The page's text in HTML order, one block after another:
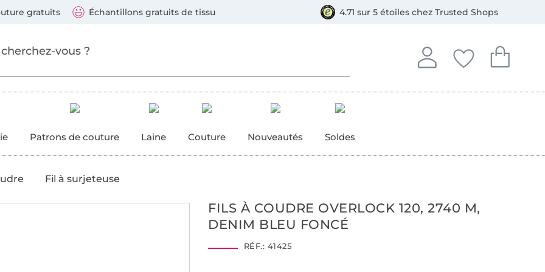
gratuits Échantillons gratuits de tissu 4.71 sur 5 étoiles chez Trusted Shops
Se connecter
Se connecter à votre
Mes favoris
Vous avez
Mon
Vous avez
Patrons de couture Laine Couture Nouveautés Soldes
Fil à surjeteuse
FILS À COUDRE OVERLOCK 120, 2740 M,
DENIM BLEU FONCÉ
RÉF.: 41425
suivants : Visa, Mastercard, Carte bleue, PayPal, Virement, Bancontact